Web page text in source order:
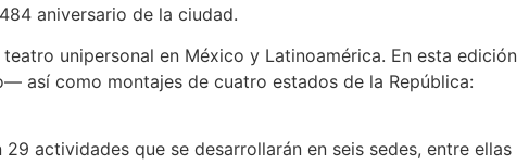
aniversario de la ciudad.
unipersonal en México y Latinoamérica. En esta edición
así como montajes de cuatro estados de la República:
actividades que se desarrollarán en seis sedes, entre ellas